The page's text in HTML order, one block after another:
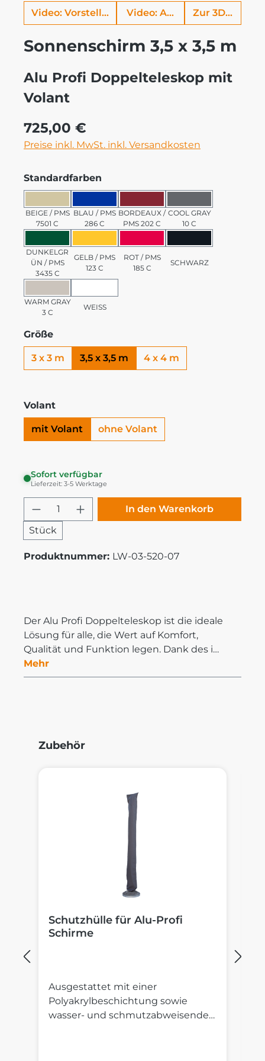
Video: Vorstellung Alu ProfiVideo: AufbauhilfeZur 3D Ansicht
Sonnenschirm 3,5 x 3,5 m
Alu Profi Doppelteleskop mit
Volant
Regulärer Preis:
725,00 €
Preise inkl. MwSt. inkl. Versandkosten
Standardfarben
BEIGE / PMS 7501 C
BEIGE / PMS
7501 C
BLAU / PMS 286 C
BLAU / PMS
286 C
BORDEAUX / PMS 202 C
BORDEAUX /
PMS 202 C
COOL GRAY 10 C
COOL GRAY
10 C
DUNKELGRÜN / PMS 3435 C
DUNKELGR
ÜN / PMS
3435 C
GELB / PMS 123 C
GELB / PMS
123 C
ROT / PMS 185 C
ROT / PMS
185 C
SCHWARZ
SCHWARZ
WARM GRAY 3 C
WARM GRAY
3 C
WEISS
WEISS
Größe
3 x 3 m 3,5 x 3,5 m 4 x 4 m
Volant
mit Volant ohne Volant
Sofort verfügbar
Lieferzeit: 3-5 Werktage
Produkt Anzahl: Gib den
Stück
In den Warenkorb
Produktnummer: LW-03-520-07
Der Alu Profi Doppelteleskop ist die ideale
Lösung für alle, die Wert auf Komfort,
Qualität und Funktion legen. Dank des i…
Mehr
Produktgalerie überspringen
Zubehör
Schutzhülle für Alu-Profi
Schirme
Ausgestattet mit einer
Polyakrylbeschichtung sowie
wasser- und schmutzabweisender